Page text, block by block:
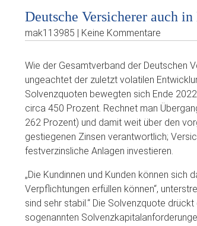
Deutsche Versicherer auch
mak113985 | Keine Kommentare
Wie der Gesamtverband der Deutschen
ungeachtet der zuletzt volatilen
Solvenzquoten bewegten sich Ende
circa 450 Prozent. Rechnet man
262 Prozent) und damit weit über den
gestiegenen Zinsen verantwortlich;
festverzinsliche Anlagen investieren.
„Die Kundinnen und Kunden können
Verpflichtungen erfüllen können“,
sind sehr stabil.“ Die Solvenzquote
sogenannten